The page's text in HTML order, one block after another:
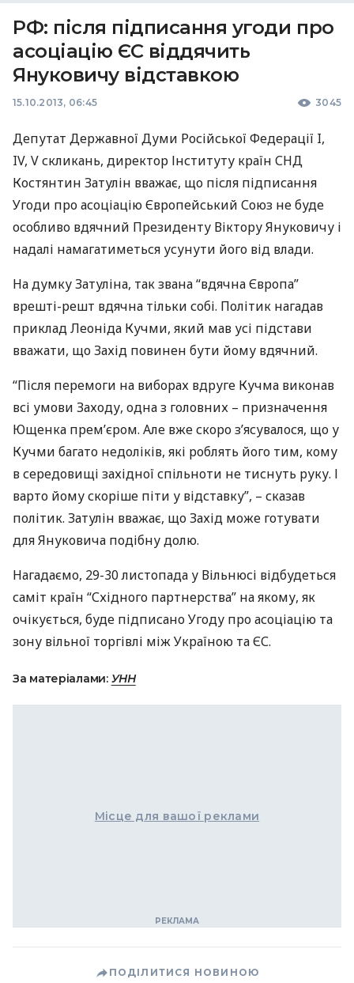
РФ: після підписання угоди про
асоціацію ЄС віддячить
Януковичу відставкою
15.10.2013, 06:45 3045
Депутат Державної Думи Російської Федерації I,
IV, V скликань, директор Інституту країн СНД
Костянтин Затулін вважає, що після підписання
Угоди про асоціацію Європейський Союз не буде
особливо вдячний Президенту Віктору Януковичу і
надалі намагатиметься усунути його від влади.
На думку Затуліна, так звана “вдячна Європа”
врешті-решт вдячна тільки собі. Політик нагадав
приклад Леоніда Кучми, який мав усі підстави
вважати, що Захід повинен бути йому вдячний.
“Після перемоги на виборах вдруге Кучма виконав
всі умови Заходу, одна з головних – призначення
Ющенка прем’єром. Але вже скоро з’ясувалося, що у
Кучми багато недоліків, які роблять його тим, кому
в середовищі західної спільноти не тиснуть руку. І
варто йому скоріше піти у відставку”, – сказав
політик. Затулін вважає, що Захід може готувати
для Януковича подібну долю.
Нагадаємо, 29-30 листопада у Вільнюсі відбудеться
саміт країн “Східного партнерства” на якому, як
очікується, буде підписано Угоду про асоціацію та
зону вільної торгівлі між Україною та ЄС.
За матеріалами: УНН
Місце для вашої реклами
ПОДІЛИТИСЯ НОВИНОЮ